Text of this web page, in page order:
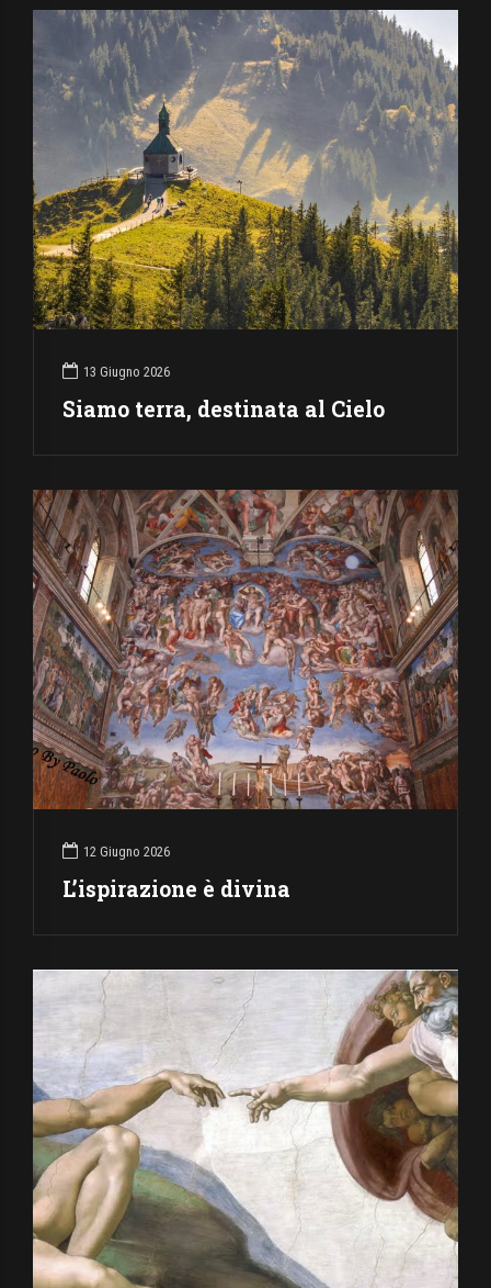
13 Giugno 2026
Siamo terra, destinata al Cielo
12 Giugno 2026
L’ispirazione è divina